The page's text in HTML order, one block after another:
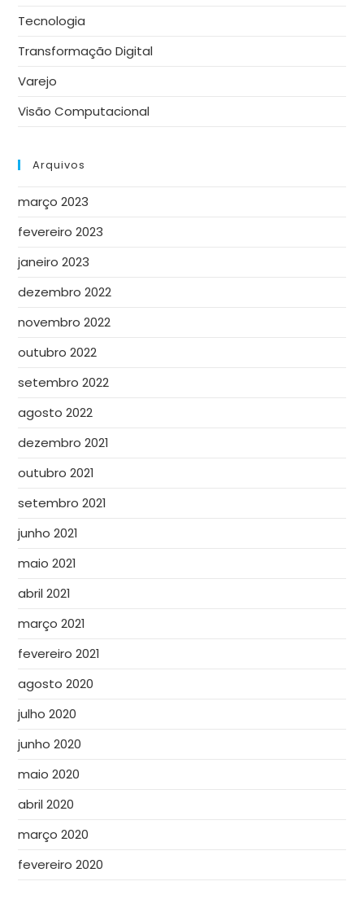
Tecnologia
Transformação Digital
Varejo
Visão Computacional
Arquivos
março 2023
fevereiro 2023
janeiro 2023
dezembro 2022
novembro 2022
outubro 2022
setembro 2022
agosto 2022
dezembro 2021
outubro 2021
setembro 2021
junho 2021
maio 2021
abril 2021
março 2021
fevereiro 2021
agosto 2020
julho 2020
junho 2020
maio 2020
abril 2020
março 2020
fevereiro 2020